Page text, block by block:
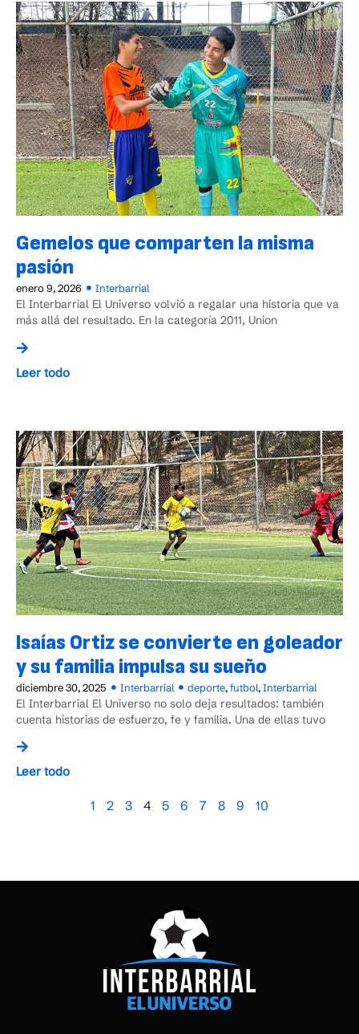
Gemelos que comparten la misma
pasión
enero 9, 2026 Interbarrial
El Interbarrial El Universo volvió a regalar una historia que va
más allá del resultado. En la categoría 2011, Union
Leer todo
Isaías Ortiz se convierte en goleador
y su familia impulsa su sueño
diciembre 30, 2025 Interbarrial deporte,futbol,Interbarrial
El Interbarrial El Universo no solo deja resultados: también
cuenta historias de esfuerzo, fe y familia. Una de ellas tuvo
Leer todo
1 2 3 4 5 6 7 8 9 10